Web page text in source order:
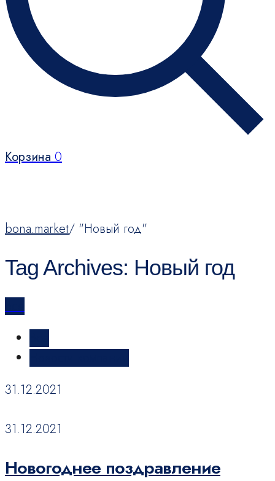
Корзина 0
bona.market/ "Новый год"
Tag Archives: Новый год
Bce
31.12.2021
31.12.2021
Новогоднее поздравление